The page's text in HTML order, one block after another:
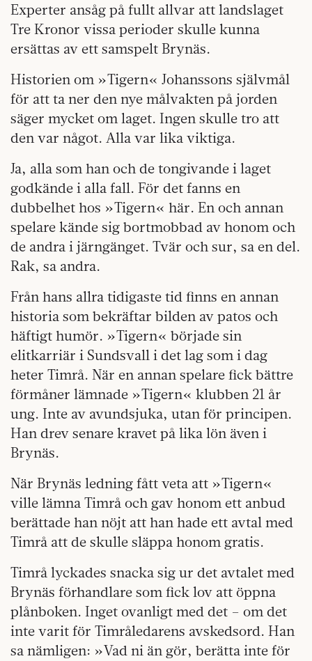
Experter ansåg på fullt allvar att landslaget
Tre Kronor vissa perioder skulle kunna
ersättas av ett samspelt Brynäs.
Historien om »Tigern« Johanssons självmål
för att ta ner den nye målvakten på jorden
säger mycket om laget. Ingen skulle tro att
den var något. Alla var lika viktiga.
Ja, alla som han och de tongivande i laget
godkände i alla fall. För det fanns en
dubbelhet hos »Tigern« här. En och annan
spelare kände sig bortmobbad av honom och
de andra i järngänget. Tvär och sur, sa en del.
Rak, sa andra.
Från hans allra tidigaste tid finns en annan
historia som bekräftar bilden av patos och
häftigt humör. »Tigern« började sin
elitkarriär i Sundsvall i det lag som i dag
heter Timrå. När en annan spelare fick bättre
förmåner lämnade »Tigern« klubben 21 år
ung. Inte av avundsjuka, utan för principen.
Han drev senare kravet på lika lön även i
Brynäs.
När Brynäs ledning fått veta att »Tigern«
ville lämna Timrå och gav honom ett anbud
berättade han nöjt att han hade ett avtal med
Timrå att de skulle släppa honom gratis.
Timrå lyckades snacka sig ur det avtalet med
Brynäs förhandlare som fick lov att öppna
plånboken. Inget ovanligt med det – om det
inte varit för Timråledarens avskedsord. Han
sa nämligen: »Vad ni än gör, berätta inte för